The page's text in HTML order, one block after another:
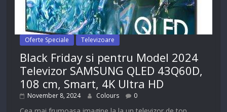
Oferte Speciale Televizoare
Black Friday si pentru Model 2024
Televizor SAMSUNG QLED 43Q60D,
108 cm, Smart, 4K Ultra HD
November 8, 2024 Colours 0